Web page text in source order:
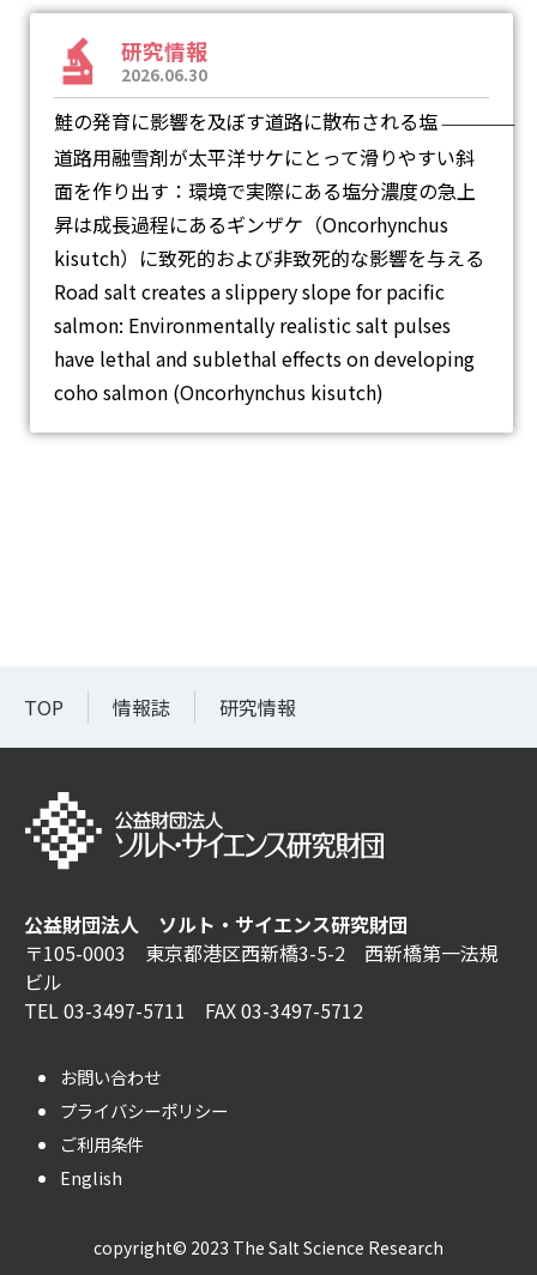
研究情報
2026.06.30
鮭の発育に影響を及ぼす道路に散布される塩 ―
道路用融雪剤が太平洋サケにとって滑りやすい斜
面を作り出す：環境で実際にある塩分濃度の急上
昇は成長過程にあるギンザケ（Oncorhynchus
kisutch）に致死的および非致死的な影響を与える
Road salt creates a slippery slope for pacific
salmon: Environmentally realistic salt pulses
have lethal and sublethal effects on developing
coho salmon (Oncorhynchus kisutch)
TOP 情報誌 研究情報
公益財団法人 ソルト・サイエンス研究財団
〒105-0003 東京都港区西新橋3-5-2 西新橋第一法規
ビル
TEL 03-3497-5711 FAX 03-3497-5712
お問い合わせ
プライバシーポリシー
ご利用条件
English
copyright© 2023 The Salt Science Research